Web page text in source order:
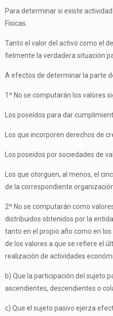
Para determinar si existe
Físicas.
Tanto el valor del activo como el
fielmente la verdadera situación
A efectos de determinar la parte
1º No se computarán los valores
Los poseídos para dar
Los que incorporen derechos de
Los poseídos por sociedades de
Los que otorguen, al menos, el
de la correspondiente
2º No se computarán como
distribuidos obtenidos por la
tanto en el propio año como en
de los valores a que se refiere el
realización de actividades
b) Que la participación del sujeto
ascendientes, descendientes o
c) Que el sujeto pasivo ejerza